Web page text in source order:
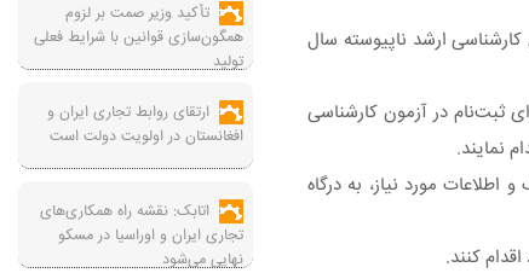
قبول شدگان آزمون کارشناسی ‌ارشد ناپیوسته سال
تسهیلات بیشتر برای این‌ دسته از پذیرفته‌شدگان و همچنین متقاضیانی که در مهلت مقرر ( ۱۴۰۳/۰۷/۲۲ تا ۱۴۰۳/۰۸/۰۲) برای ثبت‌نام در آزمون کارشناسی
ثبت‌نام، مندرجات اطلاعیه تاریخ ۱۴۰۳/۰۷/۱۹و فراهم نمودن مدارک و اطلاعات مورد نیاز، به درگاه
تأکید وزیر صمت بر لزوم
همگون‌سازی قوانین با شرایط فعلی
تولید
ارتقای روابط تجاری ایران و
افغانستان در اولویت دولت است
اتابک: نقشه راه همکاری‌های
تجاری ایران و اوراسیا در مسکو
نهایی می‌شود